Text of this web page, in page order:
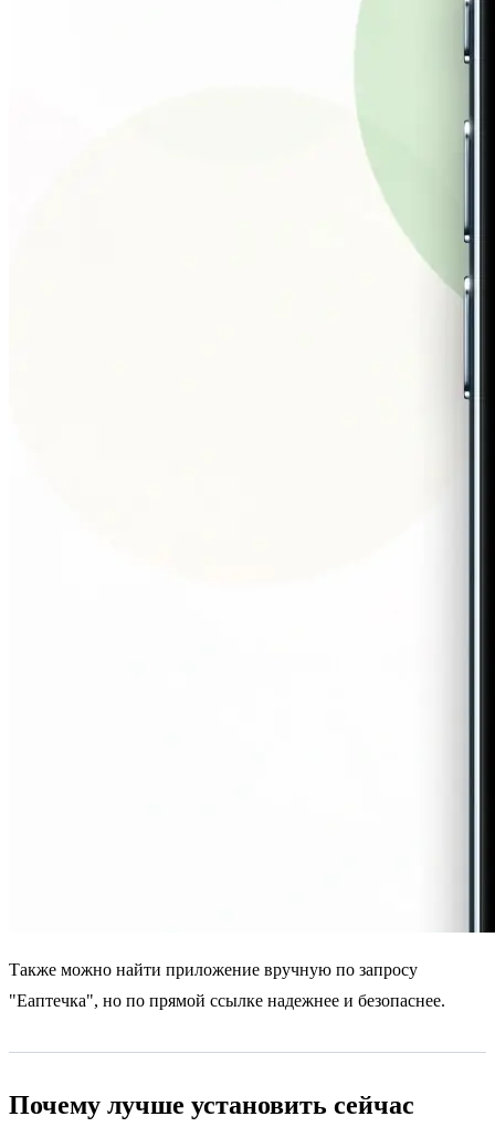
Также можно найти приложение вручную по запросу
"Еаптечка", но по прямой ссылке надежнее и безопаснее.
Почему лучше установить сейчас